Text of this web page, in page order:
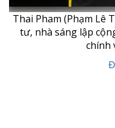
Thai Pham (Phạm Lê
tư, nhà sáng lập
chính